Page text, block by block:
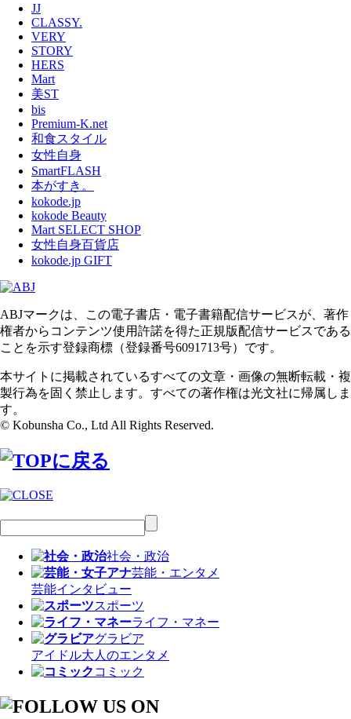
JJ
CLASSY.
VERY
STORY
HERS
Mart
美ST
bis
Premium-K.net
和食スタイル
女性自身
SmartFLASH
本がすき。
kokode.jp
kokode Beauty
Mart SELECT SHOP
女性自身百貨店
kokode.jp GIFT
ABJマークは、この電子書店・電子書籍配信サービスが、著作
権者からコンテンツ使用許諾を得た正規版配信サービスである
ことを示す登録商標（登録番号6091713号）です。
本サイトに掲載されているすべての文章・画像の無断転載・複
製行為を固く禁止します。すべての著作権は光文社に帰属しま
す。
© Kobunsha Co., Ltd All Rights Reserved.
社会・政治
芸能・エンタメ
芸能インタビュー
スポーツ
ライフ・マネー
グラビア
アイドル大人のエンタメ
コミック